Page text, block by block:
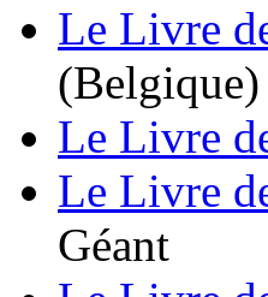
Le Livre
Le Livre
Le Livre
Géant